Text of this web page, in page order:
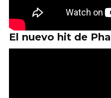
El nuevo hit de